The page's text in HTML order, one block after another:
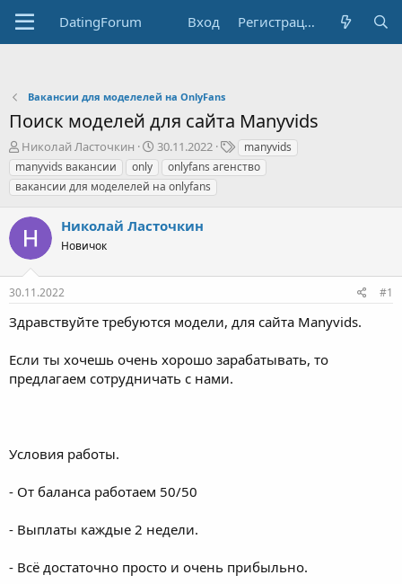
DatingForum Вход Регистрация
Вакансии для моделелей на OnlyFans
Поиск моделей для сайта Manyvids
А
в
т
о
т
е
м
ы
Николай Ласточкин
Д
а
т
а
а
л
30.11.2022
Т
е
г
manyvids
manyvids вакансии
only
onlyfans агенство
вакансии для моделелей на onlyfans
Николай Ласточкин
Новичок
30.11.2022 #1
Здравствуйте требуются модели, для сайта Manyvids.
Если ты хочешь очень хорошо зарабатывать, то
предлагаем сотрудничать с нами.
Условия работы.
- От баланса работаем 50/50
- Выплаты каждые 2 недели.
- Всё достаточно просто и очень прибыльно.